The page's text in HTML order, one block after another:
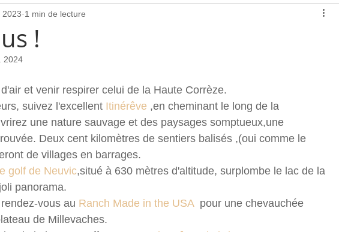
!
2023 1 min de lecture
2024
et venir respirer celui de la Haute Corrèze.
suivez l'excellent Itinérêve ,en cheminant le long de la
une nature sauvage et des paysages somptueux,une
Deux cent kilomètres de sentiers balisés ,(oui comme le
de villages en barrages.
le golf de Neuvic,situé à 630 mètres d'altitude, surplombe le lac de la
panorama.
vous au Ranch Made in the USA
  pour une chevauchée
de Millevaches.